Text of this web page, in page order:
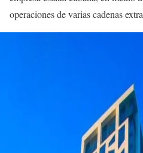
operaciones de varias cadenas